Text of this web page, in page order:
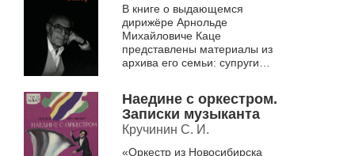
В книге о выдающемся
дирижёре Арнольде
Михайловиче Каце
представлены материалы из
архива его семьи: супруги
Многие мастера вспомнили
Арнольда Михайловича...
Наедине с оркестром.
Записки музыканта
Кручинин С. И.
«Оркестр из Новосибирска